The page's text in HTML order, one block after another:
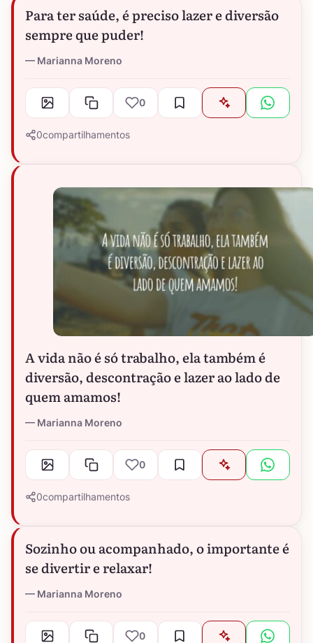
Para ter saúde, é preciso lazer e diversão
sempre que puder!
Marianna Moreno
0
0compartilhamentos
A vida não é só trabalho, ela também é
diversão, descontração e lazer ao lado de
quem amamos!
Marianna Moreno
0
0compartilhamentos
Sozinho ou acompanhado, o importante é
se divertir e relaxar!
Marianna Moreno
0